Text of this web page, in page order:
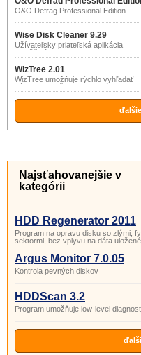
23.0.3080
O&O Defrag Professional Edition -
Nástroj na defragmentáciu desktopov
pre Windows! O&O Defrag
Edition pre pracovné stanice s
vám umožní dosiahnutie a udržanie
najvyššieho stupňa výkonu vášho
systému.
Wise Disk Cleaner 9.29
Užívateľsky priateľská aplikácia
umožňujúca na disku vyhľadať a
odstrániť rôzne dočasné a
súbory zaberajúce miesto a
chod vášho počítača.
WizTree 2.01
WizTree umožňuje rýchlo vyhľadať
súbory a priečinky zaberajúce najviac
miesta na disku.
Najsťahovanejšie v
kategórii
HDD Regenerator 2011
Program na opravu disku so zlými,
sektormi, bez vplyvu na dáta
Argus Monitor 7.0.05
Kontrola pevných diskov
HDDScan 3.2
Program umožňuje low-level